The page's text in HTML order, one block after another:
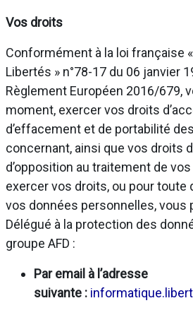
Vos droits
Conformément à la loi française
Libertés » n°78-17 du 06 janvier
Règlement Européen 2016/679,
moment, exercer vos droits
d’effacement et de portabilité
concernant, ainsi que vos droits
d’opposition au traitement de
exercer vos droits, ou pour toute
vos données personnelles, vous
Délégué à la protection des
groupe AFD :
Par email à l’adresse
suivante :